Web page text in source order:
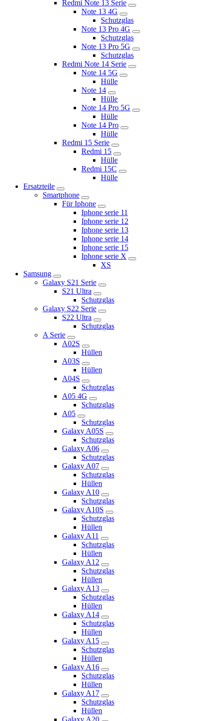
Redmi Note 13 Serie
Note 13 4G
Schutzglas
Note 13 Pro 4G
Schutzglas
Note 13 Pro 5G
Schutzglas
Redmi Note 14 Serie
Note 14 5G
Hülle
Note 14
Hülle
Note 14 Pro 5G
Hülle
Note 14 Pro
Hülle
Redmi 15 Serie
Redmi 15
Hülle
Redmi 15C
Hülle
Ersatzteile
Smartphone
Für Iphone
Iphone serie 11
Iphone serie 12
Iphone serie 13
Iphone serie 14
Iphone serie 15
Iphone serie X
XS
Samsung
Galaxy S21 Serie
S21 Ultra
Schutzglas
Galaxy S22 Serie
S22 Ultra
Schutzglas
A Serie
A02S
Hüllen
A03S
Hüllen
A04S
Schutzglas
A05 4G
Schutzglas
A05
Schutzglas
Galaxy A05S
Schutzglas
Galaxy A06
Schutzglas
Galaxy A07
Schutzglas
Hüllen
Galaxy A10
Schutzglas
Galaxy A10S
Schutzglas
Hüllen
Galaxy A11
Schutzglas
Hüllen
Galaxy A12
Schutzglas
Hüllen
Galaxy A13
Schutzglas
Hüllen
Galaxy A14
Schutzglas
Hüllen
Galaxy A15
Schutzglas
Hüllen
Galaxy A16
Schutzglas
Hüllen
Galaxy A17
Schutzglas
Hüllen